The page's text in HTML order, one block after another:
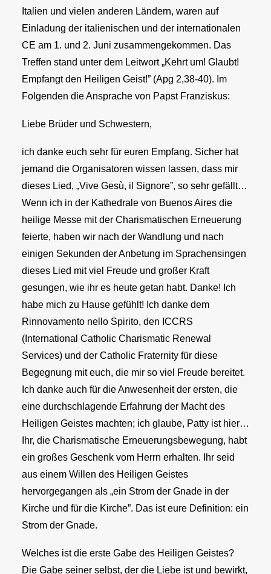
Italien und vielen anderen Ländern, waren auf
Einladung der italienischen und der internationalen
CE am 1. und 2. Juni zusammengekommen. Das
Treffen stand unter dem Leitwort „Kehrt um! Glaubt!
Empfangt den Heiligen Geist!” (Apg 2,38-40). Im
Folgenden die Ansprache von Papst Franziskus:
Liebe Brüder und Schwestern,
ich danke euch sehr für euren Empfang. Sicher hat
jemand die Organisatoren wissen lassen, dass mir
dieses Lied, „Vive Gesù, il Signore”, so sehr gefällt…
Wenn ich in der Kathedrale von Buenos Aires die
heilige Messe mit der Charismatischen Erneuerung
feierte, haben wir nach der Wandlung und nach
einigen Sekunden der Anbetung im Sprachensingen
dieses Lied mit viel Freude und großer Kraft
gesungen, wie ihr es heute getan habt. Danke! Ich
habe mich zu Hause gefühlt! Ich danke dem
Rinnovamento nello Spirito, den ICCRS
(International Catholic Charismatic Renewal
Services) und der Catholic Fraternity für diese
Begegnung mit euch, die mir so viel Freude bereitet.
Ich danke auch für die Anwesenheit der ersten, die
eine durchschlagende Erfahrung der Macht des
Heiligen Geistes machten; ich glaube, Patty ist hier…
Ihr, die Charismatische Erneuerungsbewegung, habt
ein großes Geschenk vom Herrn erhalten. Ihr seid
aus einem Willen des Heiligen Geistes
hervorgegangen als „ein Strom der Gnade in der
Kirche und für die Kirche”. Das ist eure Definition: ein
Strom der Gnade.
Welches ist die erste Gabe des Heiligen Geistes?
Die Gabe seiner selbst, der die Liebe ist und bewirkt,